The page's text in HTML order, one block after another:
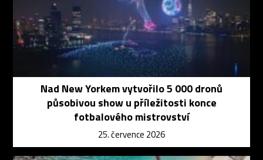
Nad New Yorkem vytvořilo 5 000 dronů
působivou show u příležitosti konce
fotbalového mistrovství
25. července 2026